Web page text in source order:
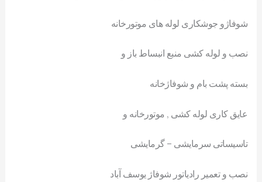
شوفاژو جوشکاری لوله های موتورخانه
نصب و لوله کشی منبع انبساط باز و
بسته پشت بام و شوفاژخانه
عایق کاری لوله کشی , موتورخانه و
تاسیساتی سرمایشی – گرمایشی
نصب و تعمیر رادیاتور شوفاژ یوسف آباد